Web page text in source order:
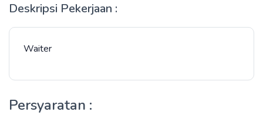
Deskripsi Pekerjaan :
Waiter
Persyaratan :